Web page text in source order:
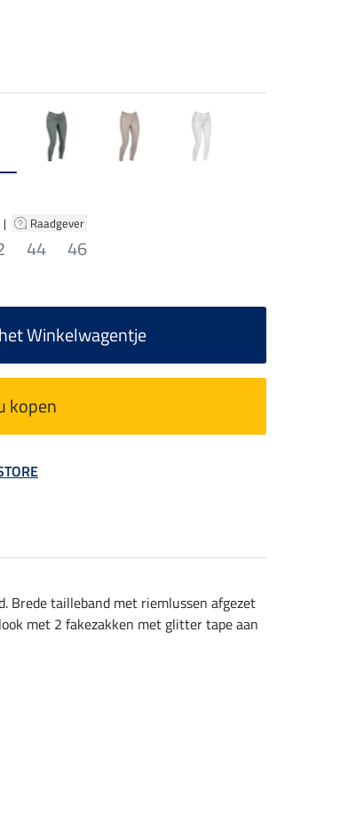
| Raadgever
44 46
Winkelwagentje
kopen
Brede tailleband met riemlussen afgezet
met 2 fakezakken met glitter tape aan